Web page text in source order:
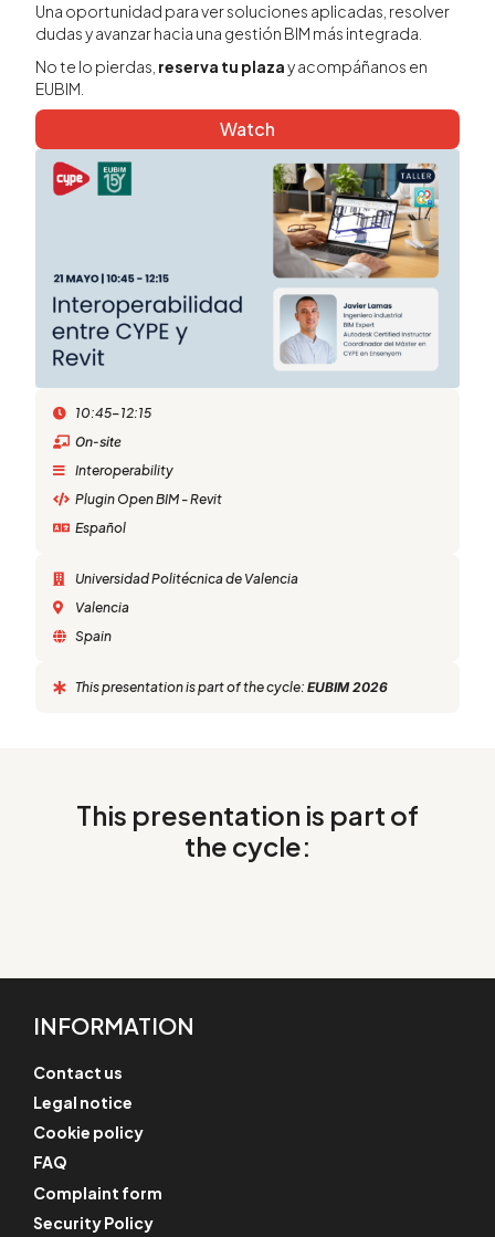
Una oportunidad para ver soluciones aplicadas, resolver
dudas y avanzar hacia una gestión BIM más integrada.
No te lo pierdas, reserva tu plazay acompáñanos en
EUBIM.
Watch
10:45-12:15
On-site
Interoperability
Plugin Open BIM - Revit
Español
Universidad Politécnica de Valencia
Valencia
Spain
This presentation is part of the cycle: EUBIM 2026
This presentation is part of
the cycle:
INFORMATION
Contact us
Legal notice
Cookie policy
FAQ
Complaint form
Security Policy